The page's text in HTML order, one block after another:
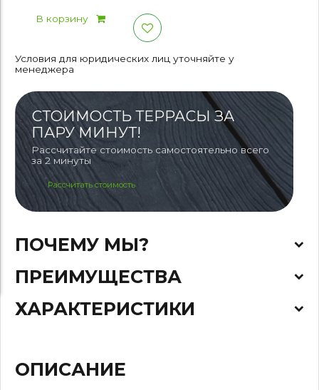
В корзину
Условия для юридических лиц уточняйте у
менеджера
СТОИМОСТЬ ТЕРРАСЫ ЗА
ПАРУ МИНУТ!
Рассчитайте стоимость самостоятельно всего
за 2 минуты
Рассчитать стоимость
ПОЧЕМУ МЫ?
ПРЕИМУЩЕСТВА
ХАРАКТЕРИСТИКИ
ОПИСАНИЕ